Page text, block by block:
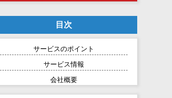
目次
サービスのポイント
サービス情報
会社概要